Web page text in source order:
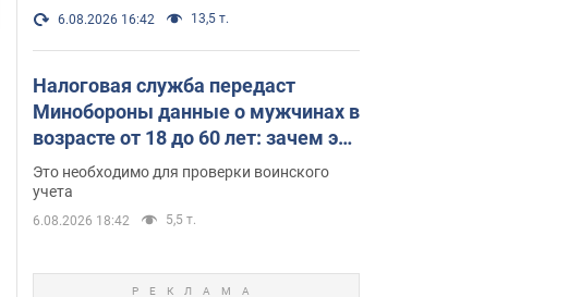
6.08.2026 16:42 13,5 т.
Налоговая служба передаст
Минобороны данные о мужчинах в
возрасте от 18 до 60 лет: зачем это
нужно
Это необходимо для проверки воинского
учета
6.08.2026 18:42 5,5 т.